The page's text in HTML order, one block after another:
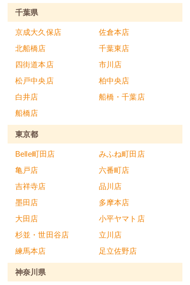
千葉県
京成大久保店
佐倉本店
北船橋店
千葉東店
四街道本店
市川店
松戸中央店
柏中央店
白井店
船橋・千葉店
船橋店
東京都
Belle町田店
みふね町田店
亀戸店
六番町店
吉祥寺店
品川店
墨田店
多摩本店
大田店
小平ヤマト店
杉並・世田谷店
立川店
練馬本店
足立佐野店
神奈川県